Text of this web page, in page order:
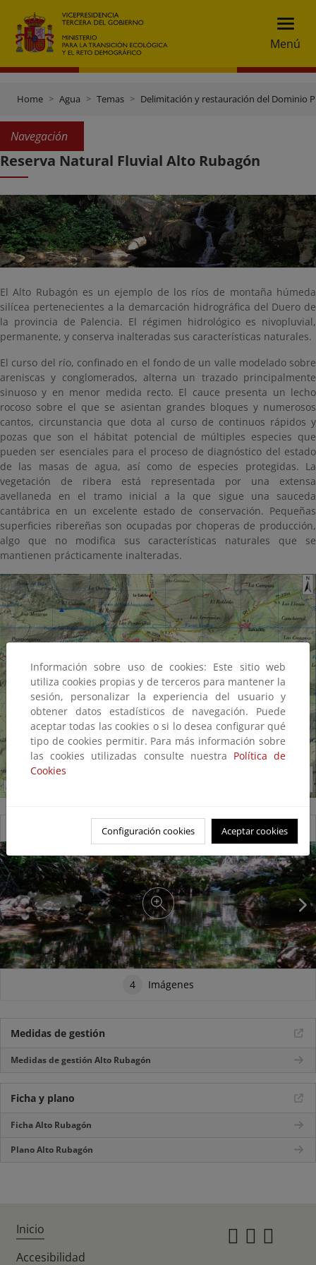
Menú
Home Agua Temas Delimitación y restauración del Dominio
Navegación
Reserva Natural Fluvial Alto Rubagón
El Alto Rubagón es un ejemplo de los ríos de montaña húmeda
silícea pertenecientes a la demarcación hidrográfica del Duero de
la provincia de Palencia. El régimen hidrológico es nivopluvial,
permanente, y conserva inalteradas sus características naturales.
El curso del río, confinado en el fondo de un valle modelado sobre
areniscas y conglomerados, alterna un trazado principalmente
sinuoso y en menor medida recto. El cauce presenta un lecho
rocoso sobre el que se asientan grandes bloques y numerosos
cantos, circunstancia que dota al curso de continuos rápidos y
pozas que son el hábitat potencial de múltiples especies que
pueden ser esenciales para el proceso de diagnóstico del estado
de las masas de agua, así como de especies protegidas. La
vegetación de ribera está representada por una extensa
avellaneda en el tramo inicial a la que sigue una sauceda
cantábrica en un excelente estado de conservación. Pequeñas
superficies ribereñas son ocupadas por choperas de producción,
algo que no modifica sus características naturales que se
mantienen prácticamente inalteradas.
Reserva natural fluvial Alto Rubagón
4 Imágenes
Medidas de gestión
Medidas de gestión Alto Rubagón
Ficha y plano
Ficha Alto Rubagón
Plano Alto Rubagón
Información sobre uso de cookies: Este sitio web
utiliza cookies propias y de terceros para mantener la
sesión, personalizar la experiencia del usuario y
obtener datos estadísticos de navegación. Puede
aceptar todas las cookies o si lo desea configurar qué
tipo de cookies permitir. Para más información sobre
las cookies utilizadas consulte nuestra Política de
Cookies
Configuración cookies Aceptar cookies
Inicio
Accesibilidad